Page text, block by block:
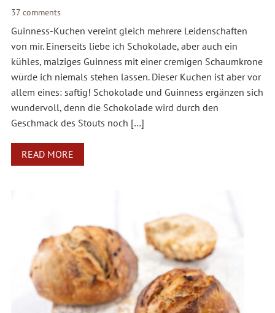
37 comments
Guinness-Kuchen vereint gleich mehrere Leidenschaften
von mir. Einerseits liebe ich Schokolade, aber auch ein
kühles, malziges Guinness mit einer cremigen Schaumkrone
würde ich niemals stehen lassen. Dieser Kuchen ist aber vor
allem eines: saftig! Schokolade und Guinness ergänzen sich
wundervoll, denn die Schokolade wird durch den
Geschmack des Stouts noch […]
READ MORE